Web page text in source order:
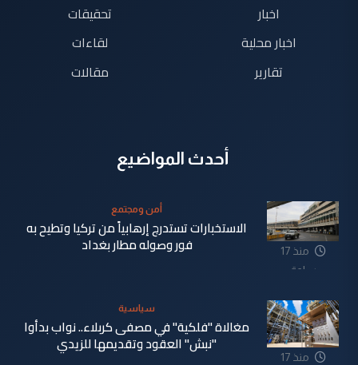
اخبار
اخبار محلية
تقارير
تحقيقات
لقاءات
مقالات
أحدث المواضيع
منذ 17
ساعة
أمن ومجتمع
الاستخبارات تستدرج إرهابياً من تركيا وتطيح به
فور وصوله مطار بغداد
منذ 17
سياسية
مغالاة "فلكية" في مصفى كربلاء.. نواب بدأوا
"نبش" العقود وتقديمها للزيدي